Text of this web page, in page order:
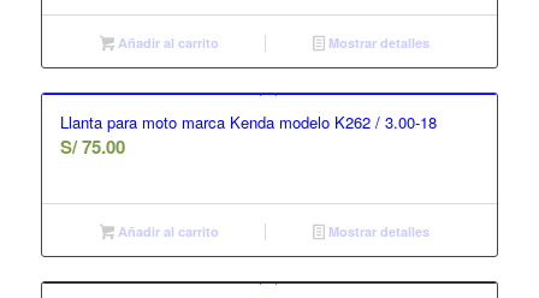
Añadir al carrito Mostrar detalles
Llanta para moto marca Kenda modelo K262 / 3.00-18
S/75.00
Añadir al carrito Mostrar detalles